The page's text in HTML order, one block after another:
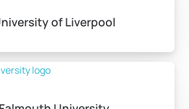
of Liverpool